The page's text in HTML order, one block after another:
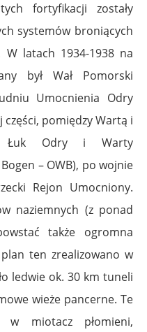
fortyfikacji zostały
systemów broniących
latach 1934-1938 na
był Wał Pomorski
Umocnienia Odry
pomiędzy Wartą i
Łuk Odry i Warty
– OWB), po wojnie
Rejon Umocniony.
naziemnych (z ponad
także ogromna
ten zrealizowano w
ledwie ok. 30 km tuneli
wieże pancerne. Te
w miotacz płomieni,